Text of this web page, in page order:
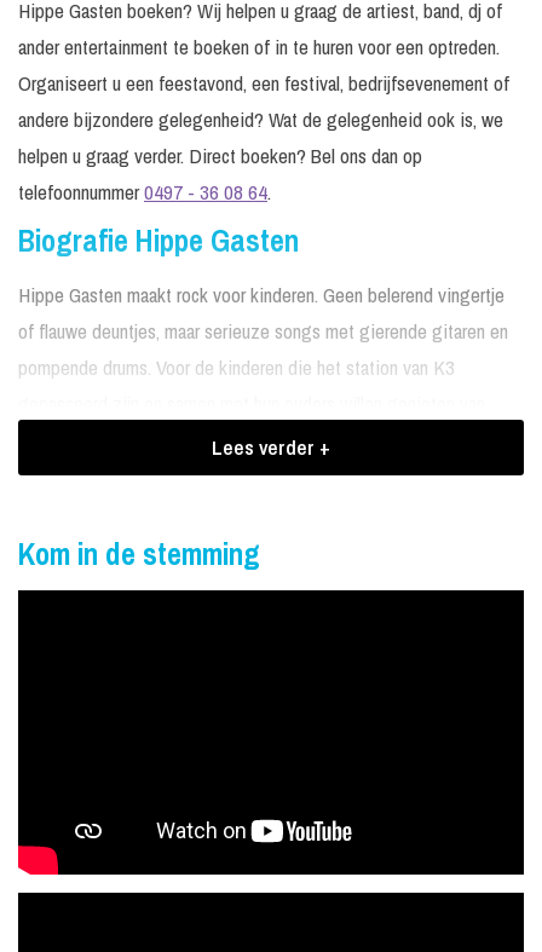
Hippe Gasten boeken? Wij helpen u graag de artiest, band, dj of
ander entertainment te boeken of in te huren voor een optreden.
Organiseert u een feestavond, een festival, bedrijfsevenement of
andere bijzondere gelegenheid? Wat de gelegenheid ook is, we
helpen u graag verder. Direct boeken? Bel ons dan op
telefoonnummer0497 - 36 08 64.
Biografie Hippe Gasten
Hippe Gasten maakt rock voor kinderen. Geen belerend vingertje
of flauwe deuntjes, maar serieuze songs met gierende gitaren en
pompende drums. Voor de kinderen die het station van K3
wellicht hun eerste échte popconcert.
Komkommermaarbij
Hippe Gasten gaat liedjes spelen van het laatste album
‘Komkommermaarbij’, waarop samengewerkt wordt met o.a.
Nederland veroveren want, zoals je wellicht hebt gehoord, Hippe
Gasten zijn al behoorlijk beroemd in China! In diverse steden
Lees verder +
Kom in de stemming